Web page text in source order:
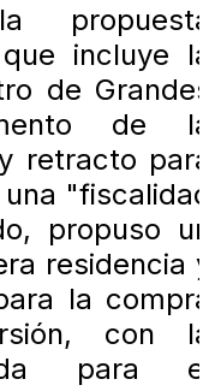
incluye
de
de
retracto
propuso
residencia
la
con
para